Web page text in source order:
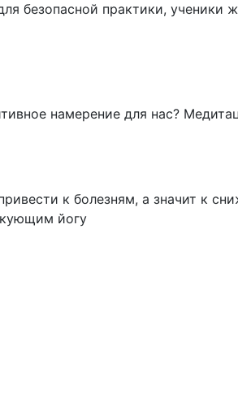
безопасной практики,
намерение для нас?
к болезням, а значит к
йогу